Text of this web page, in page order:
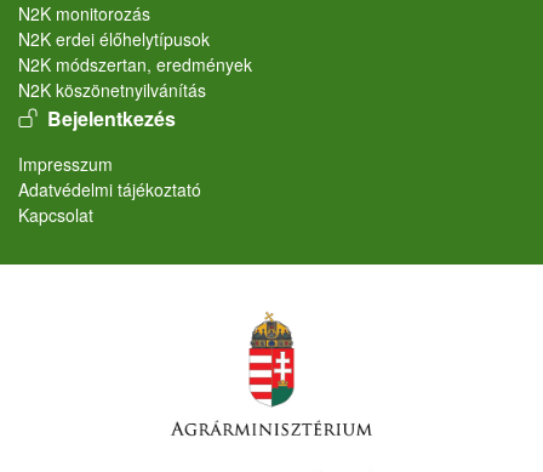
N2K monitorozás
N2K erdei élőhelytípusok
N2K módszertan, eredmények
N2K köszönetnyilvánítás
User account menu
Bejelentkezés
Lábléc
Impresszum
Adatvédelmi tájékoztató
Kapcsolat